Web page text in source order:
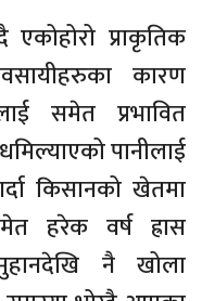
एकोहोरो प्राकृतिक
कारण
समेत प्रभावित
पानीलाई
किसानको खेतमा
हरेक वर्ष ह्रास
नै खोला